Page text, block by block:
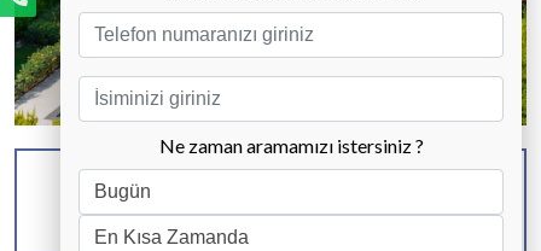
Tüm Fotoğrafları Göster
KAPASİTE
6 KİŞİ
BANYO & WC
3 ADET
YATAK ODASI
Ne zaman aramamızı istersiniz ?